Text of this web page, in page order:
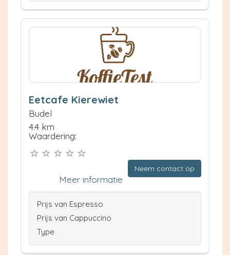
Eetcafe Kierewiet
Budel
4.4 km
Waardering:
Neem contact op
Meer informatie
Prijs van Espresso
Prijs van Cappuccino
Type